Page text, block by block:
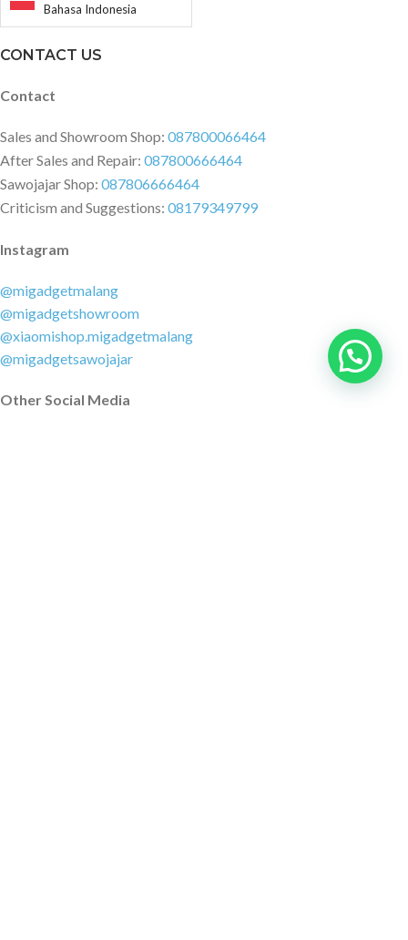
Bahasa Indonesia
CONTACT US
Contact
Sales and Showroom Shop: 087800066464
After Sales and Repair: 087800666464
Sawojajar Shop: 087806666464
Criticism and Suggestions: 08179349799
Instagram
@migadgetmalang
@migadgetshowroom
@xiaomishop.migadgetmalang
@migadgetsawojajar
Other Social Media